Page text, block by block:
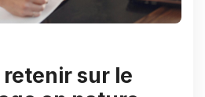
retenir sur le